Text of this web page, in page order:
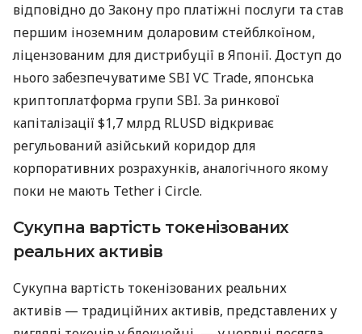
відповідно до Закону про платіжні послуги та став
першим іноземним доларовим стейблкоїном,
ліцензованим для дистрибуції в Японії. Доступ до
нього забезпечуватиме SBI VC Trade, японська
криптоплатформа групи SBI. За ринкової
капіталізації $1,7 млрд RLUSD відкриває
регульований азійський коридор для
корпоративних розрахунків, аналогічного якому
поки не мають Tether і Circle.
Сукупна вартість токенізованих
реальних активів
Сукупна вартість токенізованих реальних
активів — традиційних активів, представлених у